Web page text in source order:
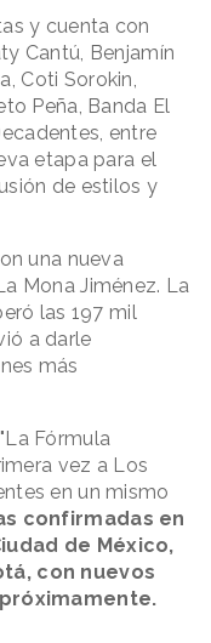
y cuenta con
Cantú, Benjamín
Coti Sorokin,
Peña, Banda El
entre
etapa para el
de estilos y
una nueva
Mona Jiménez. La
las 197 mil
a darle
más
Fórmula
vez a Los
en un mismo
confirmadas en
de México,
con nuevos